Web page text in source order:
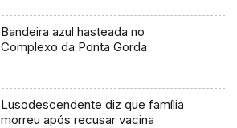
Bandeira azul hasteada no
Complexo da Ponta Gorda
Lusodescendente diz que família
morreu após recusar vacina